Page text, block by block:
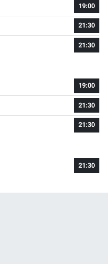
19:00
21:30
21:30
19:00
21:30
21:30
21:30